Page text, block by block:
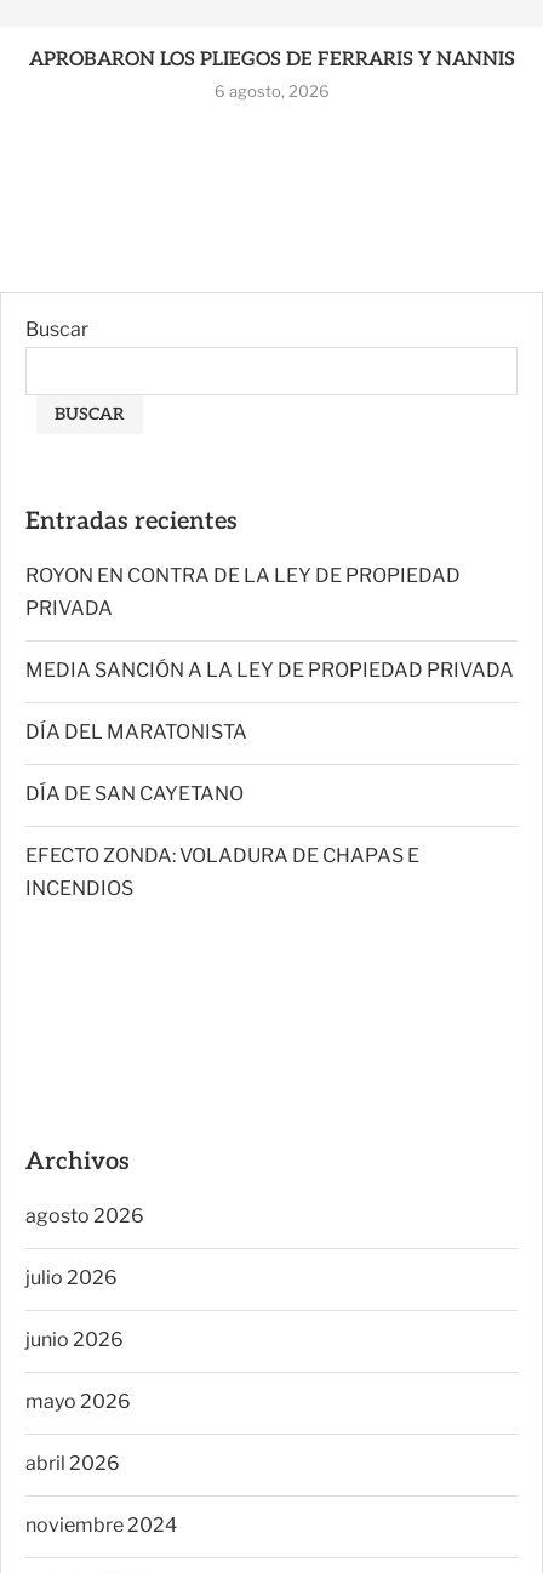
APROBARON LOS PLIEGOS DE FERRARIS Y NANNIS
6 agosto, 2026
Buscar
BUSCAR
Entradas recientes
ROYON EN CONTRA DE LA LEY DE PROPIEDAD
PRIVADA
MEDIA SANCIÓN A LA LEY DE PROPIEDAD PRIVADA
DÍA DEL MARATONISTA
DÍA DE SAN CAYETANO
EFECTO ZONDA: VOLADURA DE CHAPAS E
INCENDIOS
Archivos
agosto 2026
julio 2026
junio 2026
mayo 2026
abril 2026
noviembre 2024